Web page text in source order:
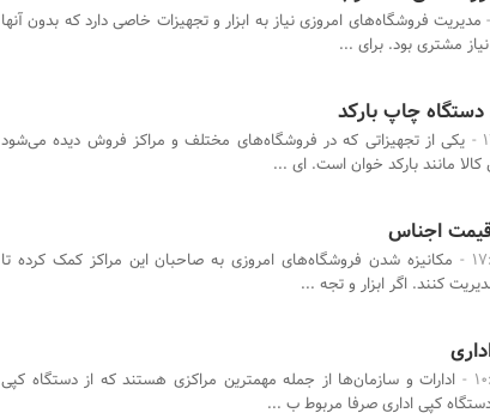
مدیریت فروشگاه‌های امروزی نیاز به ابزار و تجهیزات خاصی دارد که بدون آنها
مشتری بود. برای ...
چاپ بارکد
یکی از تجهیزاتی که در فروشگاه‌های مختلف و مراکز فروش دیده می‌شود
مانند بارکد خوان است. ای ...
اجناس
مکانیزه شدن فروشگاه‌های امروزی به صاحبان این مراکز کمک کرده تا
کنند. اگر ابزار و تجه ...
ادارات و سازمان‌ها از جمله مهمترین مراکزی هستند که از دستگاه کپی
کپی اداری صرفا مربوط ب ...